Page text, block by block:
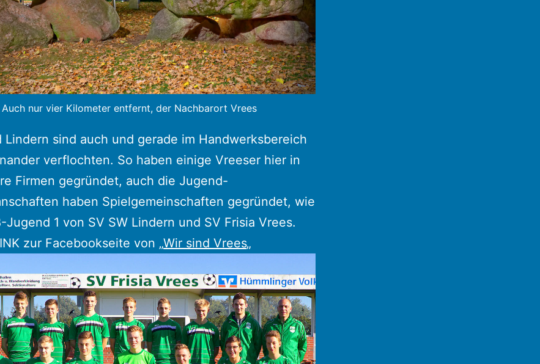
Auch nur vier Kilometer entfernt, der Nachbarort Vrees
Lindern sind auch und gerade im Handwerksbereich
verflochten. So haben einige Vreeser hier in
Firmen gegründet, auch die Jugend-
haben Spielgemeinschaften gegründet, wie
Jugend 1 von SV SW Lindern und SV Frisia Vrees.
zur Facebookseite von „Wir sind Vrees„